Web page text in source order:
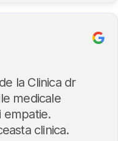
la Clinica dr
medicale
empatie.
clinica.